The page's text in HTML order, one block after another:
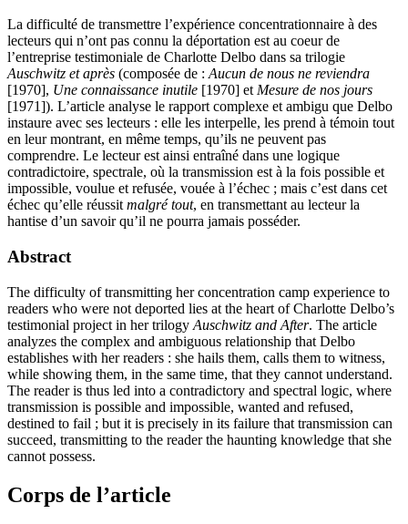
La difficulté de transmettre l’expérience concentrationnaire à des
lecteurs qui n’ont pas connu la déportation est au coeur de
l’entreprise testimoniale de Charlotte Delbo dans sa trilogie
Auschwitz et après (composée de : Aucun de nous ne reviendra
[1970], Une connaissance inutile [1970] et Mesure de nos jours
[1971]). L’article analyse le rapport complexe et ambigu que Delbo
instaure avec ses lecteurs : elle les interpelle, les prend à témoin tout
en leur montrant, en même temps, qu’ils ne peuvent pas
comprendre. Le lecteur est ainsi entraîné dans une logique
contradictoire, spectrale, où la transmission est à la fois possible et
impossible, voulue et refusée, vouée à l’échec ; mais c’est dans cet
échec qu’elle réussit malgré tout, en transmettant au lecteur la
hantise d’un savoir qu’il ne pourra jamais posséder.
Abstract
The difficulty of transmitting her concentration camp experience to
readers who were not deported lies at the heart of Charlotte Delbo’s
testimonial project in her trilogy Auschwitz and After. The article
analyzes the complex and ambiguous relationship that Delbo
establishes with her readers : she hails them, calls them to witness,
while showing them, in the same time, that they cannot understand.
The reader is thus led into a contradictory and spectral logic, where
transmission is possible and impossible, wanted and refused,
destined to fail ; but it is precisely in its failure that transmission can
succeed, transmitting to the reader the haunting knowledge that she
cannot possess.
Corps de l’article